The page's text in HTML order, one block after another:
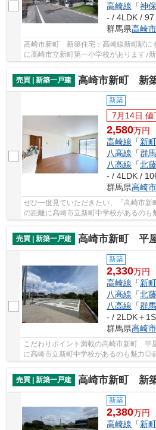
高崎線 「神
- / 4LDK /
群馬県高崎市
高崎市新町 新築住宅：高崎線新町駅に
に高崎市立新町第一小学校があります♪
ギー対策により断熱性も高く、空調設備
売買 | 新築一戸建
高崎市新町 新
新築
7月14日 値
2,580万円
高崎線 「新町
八高線 「群
八高線 「北
- / 4LDK /
群馬県高崎市
ぜひ一度見ていただきたい、「高崎市
の距離に高崎市立新町中学校があるの
売買 | 新築一戸建
高崎市新町 平
新築
2,330万円
高崎線 「新町
八高線 「北
八高線 「群
- / 2LDK＋
群馬県高崎市
こだわりポイント満載の高崎市新町
に高崎市立新町中学校があるのも魅力◎
売買 | 新築一戸建
高崎市新町 新
新築
2,380万円
高崎線 「新町